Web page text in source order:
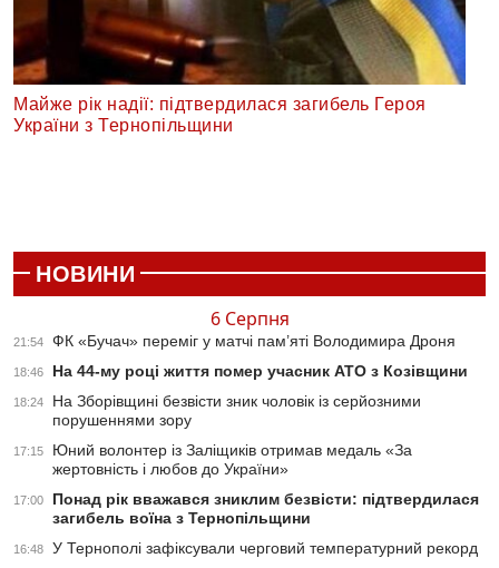
Майже рік надії: підтвердилася загибель Героя
України з Тернопільщини
НОВИНИ
6 Серпня
21:54 ФК «Бучач» переміг у матчі пам’яті Володимира Дроня
18:46 На 44-му році життя помер учасник АТО з Козівщини
18:24
На Зборівщині безвісти зник чоловік із серйозними
порушеннями зору
17:15
Юний волонтер із Заліщиків отримав медаль «За
жертовність і любов до України»
17:00
Понад рік вважався зниклим безвісти: підтвердилася
загибель воїна з Тернопільщини
16:48 У Тернополі зафіксували черговий температурний рекорд